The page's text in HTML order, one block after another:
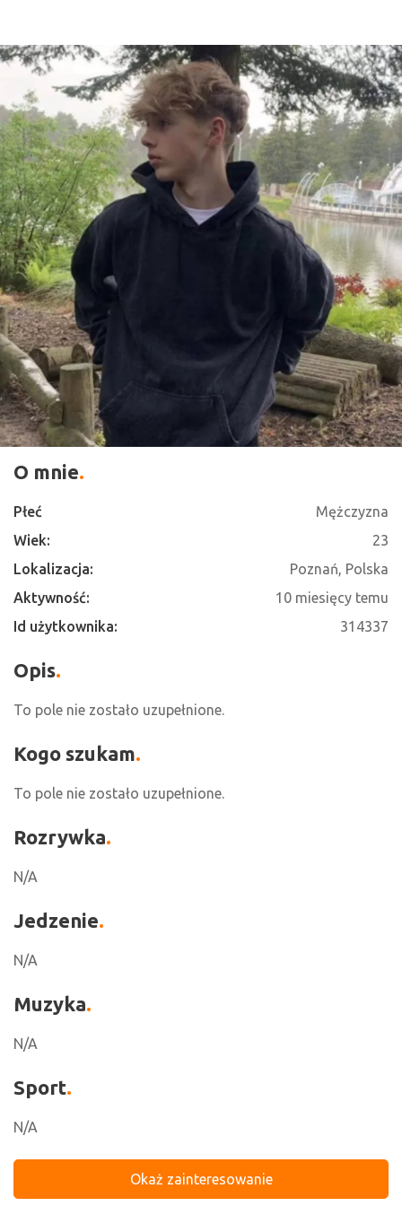
O mnie
Płeć
Mężczyzna
Wiek:
23
Lokalizacja:
Poznań, Polska
Aktywność:
10 miesięcy temu
Id użytkownika:
314337
Opis
To pole nie zostało uzupełnione.
Kogo szukam
To pole nie zostało uzupełnione.
Rozrywka
N/A
Jedzenie
N/A
Muzyka
N/A
Sport
N/A
Okaż zainteresowanie